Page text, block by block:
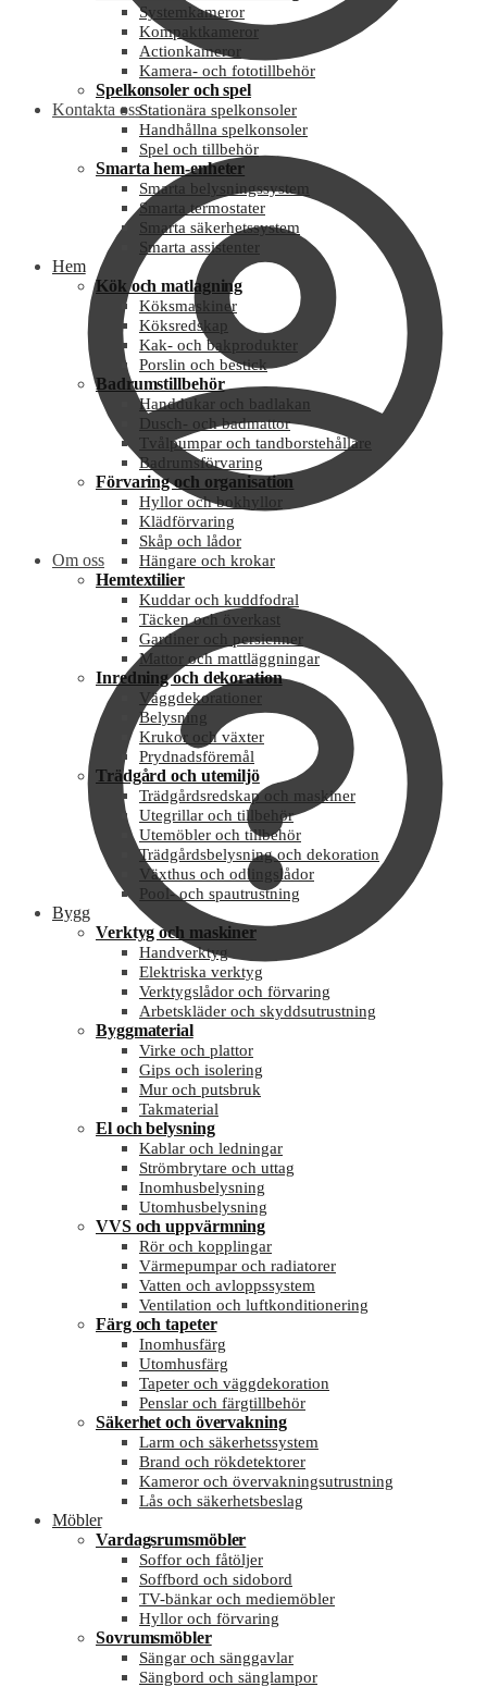
Kontakta oss
Om oss
Systemkameror
Kompaktkameror
Actionkameror
Kamera- och fototillbehör
Spelkonsoler och spel
Stationära spelkonsoler
Handhållna spelkonsoler
Spel och tillbehör
Smarta hem-enheter
Smarta belysningssystem
Smarta termostater
Smarta säkerhetssystem
Smarta assistenter
Hem
Kök och matlagning
Köksmaskiner
Köksredskap
Kak- och bakprodukter
Porslin och bestick
Badrumstillbehör
Handdukar och badlakan
Dusch- och badmattor
Tvålpumpar och tandborstehållare
Badrumsförvaring
Förvaring och organisation
Hyllor och bokhyllor
Klädförvaring
Skåp och lådor
Hängare och krokar
Hemtextilier
Kuddar och kuddfodral
Täcken och överkast
Gardiner och persienner
Mattor och mattläggningar
Inredning och dekoration
Väggdekorationer
Belysning
Krukor och växter
Prydnadsföremål
Trädgård och utemiljö
Trädgårdsredskap och maskiner
Utegrillar och tillbehör
Utemöbler och tillbehör
Trädgårdsbelysning och dekoration
Växthus och odlingslådor
Pool- och spautrustning
Bygg
Verktyg och maskiner
Handverktyg
Elektriska verktyg
Verktygslådor och förvaring
Arbetskläder och skyddsutrustning
Byggmaterial
Virke och plattor
Gips och isolering
Mur och putsbruk
Takmaterial
El och belysning
Kablar och ledningar
Strömbrytare och uttag
Inomhusbelysning
Utomhusbelysning
VVS och uppvärmning
Rör och kopplingar
Värmepumpar och radiatorer
Vatten och avloppssystem
Ventilation och luftkonditionering
Färg och tapeter
Inomhusfärg
Utomhusfärg
Tapeter och väggdekoration
Penslar och färgtillbehör
Säkerhet och övervakning
Larm och säkerhetssystem
Brand och rökdetektorer
Kameror och övervakningsutrustning
Lås och säkerhetsbeslag
Möbler
Vardagsrumsmöbler
Soffor och fåtöljer
Soffbord och sidobord
TV-bänkar och mediemöbler
Hyllor och förvaring
Sovrumsmöbler
Sängar och sänggavlar
Sängbord och sänglampor